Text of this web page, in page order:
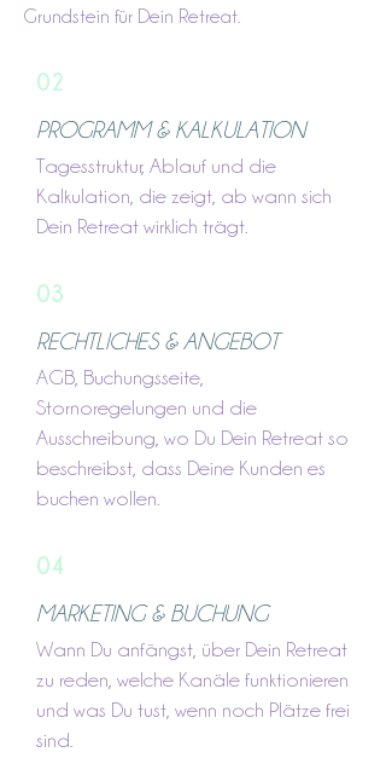
Grundstein für Dein Retreat.
02
PROGRAMM & KALKULATION
Tagesstruktur, Ablauf und die
Kalkulation, die zeigt, ab wann sich
Dein Retreat wirklich trägt.
03
RECHTLICHES & ANGEBOT
AGB, Buchungsseite,
Stornoregelungen und die
Ausschreibung, wo Du Dein Retreat so
beschreibst, dass Deine Kunden es
buchen wollen.
04
MARKETING & BUCHUNG
Wann Du anfängst, über Dein Retreat
zu reden, welche Kanäle funktionieren
und was Du tust, wenn noch Plätze frei
sind.